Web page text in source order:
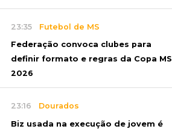
23:35 Futebol de MS
Federação convoca clubes para
definir formato e regras da Copa MS
2026
23:16 Dourados
Biz usada na execução de jovem é